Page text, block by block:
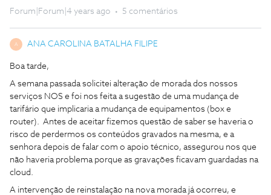
Forum|Forum|4 years ago 5 comentários
A ANA CAROLINA BATALHA FILIPE
Boa tarde,
A semana passada solicitei alteração de morada dos nossos
serviços NOS e foi nos feita a sugestão de uma mudança de
tarifário que implicaria a mudança de equipamentos (box e
router). Antes de aceitar fizemos questão de saber se haveria o
risco de perdermos os conteúdos gravados na mesma, e a
senhora depois de falar com o apoio técnico, assegurou nos que
não haveria problema porque as gravações ficavam guardadas na
cloud.
A intervenção de reinstalação na nova morada já ocorreu, e